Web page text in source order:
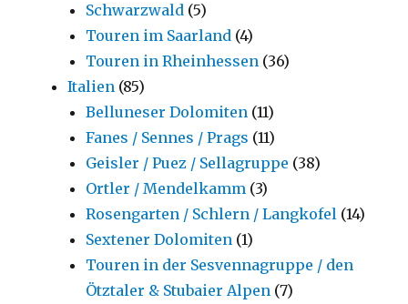
Schwarzwald (5)
Touren im Saarland (4)
Touren in Rheinhessen (36)
Italien (85)
Belluneser Dolomiten (11)
Fanes / Sennes / Prags (11)
Geisler / Puez / Sellagruppe (38)
Ortler / Mendelkamm (3)
Rosengarten / Schlern / Langkofel (14)
Sextener Dolomiten (1)
Touren in der Sesvennagruppe / den
Ötztaler & Stubaier Alpen (7)